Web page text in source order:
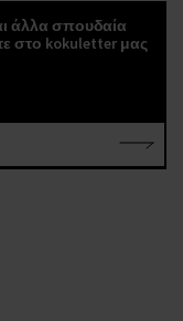
άλλα σπουδαία
στο kokuletter μας